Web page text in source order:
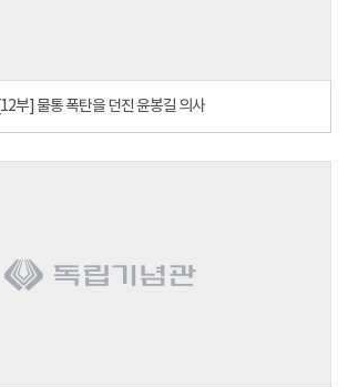
[12부] 물통 폭탄을 던진 윤봉길 의사